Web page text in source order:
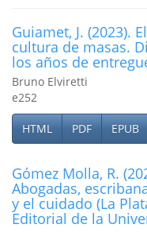
Guiamet, J. (2023).
cultura de masas.
los años de
Bruno Elviretti
e252
HTML PDF EPUB
Gómez Molla, R.
Abogadas,
y el cuidado (La
Editorial de la